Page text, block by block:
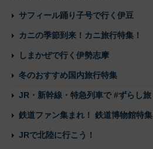
サフィール踊り子号で行く伊豆
カニの季節到来！カニ旅行特集！
しまかぜで行く伊勢志摩
冬のおすすめ国内旅行特集
JR・新幹線・特急列車で #ずらし旅
鉄道ファン集まれ！ 鉄道博物館特集
JRで北陸に行こう！